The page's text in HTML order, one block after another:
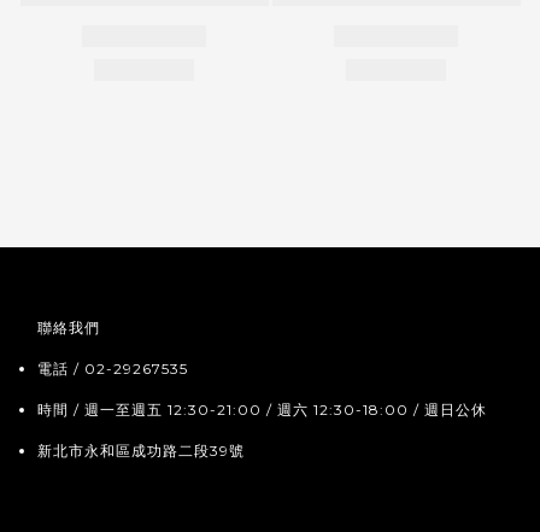
聯絡我們
電話 / 02-29267535
時間 / 週一至週五 12:30-21:00 / 週六 12:30-18:00 / 週日公休
新北市永和區成功路二段39號